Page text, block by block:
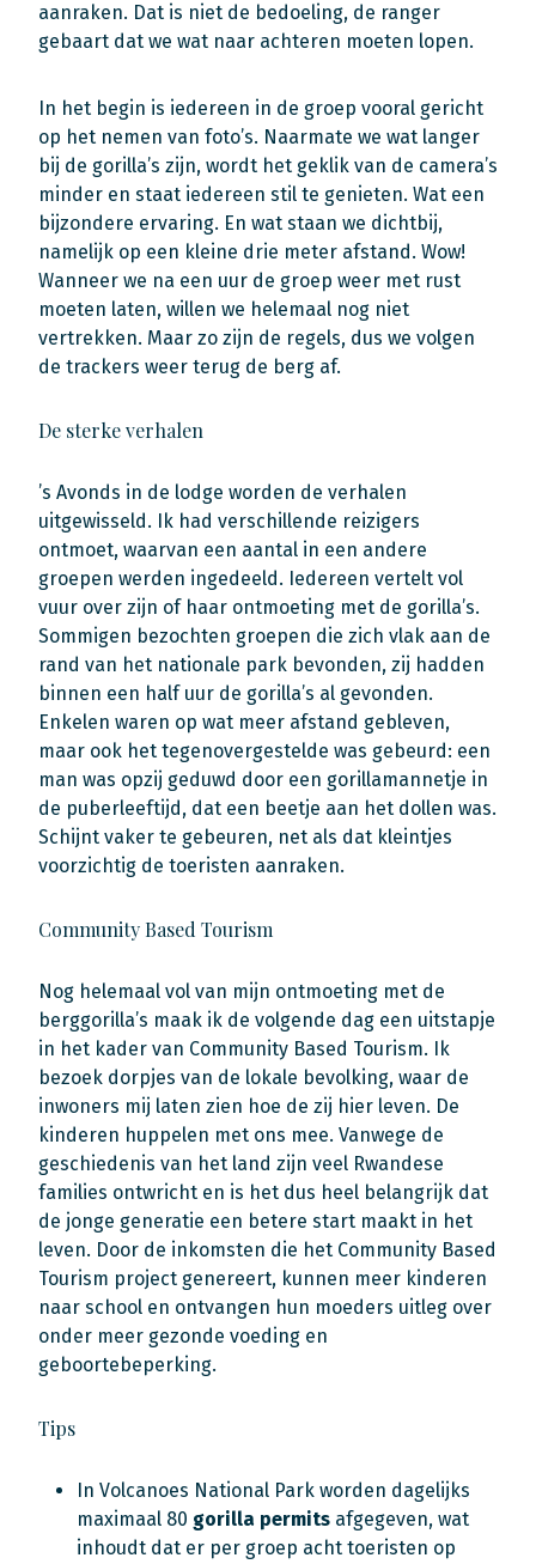
aanraken. Dat is niet de bedoeling, de ranger
gebaart dat we wat naar achteren moeten lopen.
In het begin is iedereen in de groep vooral gericht
op het nemen van foto’s. Naarmate we wat langer
bij de gorilla’s zijn, wordt het geklik van de camera’s
minder en staat iedereen stil te genieten. Wat een
bijzondere ervaring. En wat staan we dichtbij,
namelijk op een kleine drie meter afstand. Wow!
Wanneer we na een uur de groep weer met rust
moeten laten, willen we helemaal nog niet
vertrekken. Maar zo zijn de regels, dus we volgen
de trackers weer terug de berg af.
De sterke verhalen
’s Avonds in de lodge worden de verhalen
uitgewisseld. Ik had verschillende reizigers
ontmoet, waarvan een aantal in een andere
groepen werden ingedeeld. Iedereen vertelt vol
vuur over zijn of haar ontmoeting met de gorilla’s.
Sommigen bezochten groepen die zich vlak aan de
rand van het nationale park bevonden, zij hadden
binnen een half uur de gorilla’s al gevonden.
Enkelen waren op wat meer afstand gebleven,
maar ook het tegenovergestelde was gebeurd: een
man was opzij geduwd door een gorillamannetje in
de puberleeftijd, dat een beetje aan het dollen was.
Schijnt vaker te gebeuren, net als dat kleintjes
voorzichtig de toeristen aanraken.
Community Based Tourism
Nog helemaal vol van mijn ontmoeting met de
berggorilla’s maak ik de volgende dag een uitstapje
in het kader van Community Based Tourism. Ik
bezoek dorpjes van de lokale bevolking, waar de
inwoners mij laten zien hoe de zij hier leven. De
kinderen huppelen met ons mee. Vanwege de
geschiedenis van het land zijn veel Rwandese
families ontwricht en is het dus heel belangrijk dat
de jonge generatie een betere start maakt in het
leven. Door de inkomsten die het Community Based
Tourism project genereert, kunnen meer kinderen
naar school en ontvangen hun moeders uitleg over
onder meer gezonde voeding en
geboortebeperking.
Tips
In Volcanoes National Park worden dagelijks
maximaal 80 gorilla permits afgegeven, wat
inhoudt dat er per groep acht toeristen op